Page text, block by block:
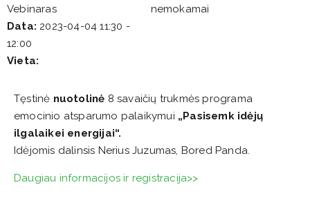
Vebinaras
Data: 2023-04-04 11:30 -
12:00
Vieta:
nemokamai
Tęstinė nuotolinė 8 savaičių trukmės programa
emocinio atsparumo palaikymui „Pasisemk idėjų
ilgalaikei energijai“.
Idėjomis dalinsis Nerius Juzumas, Bored Panda.
Daugiau informacijos ir registracija>>